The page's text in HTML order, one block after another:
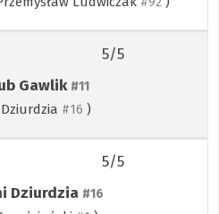
Gawlik #11
#16 )
5/5
Dziurdzia #16
5/5